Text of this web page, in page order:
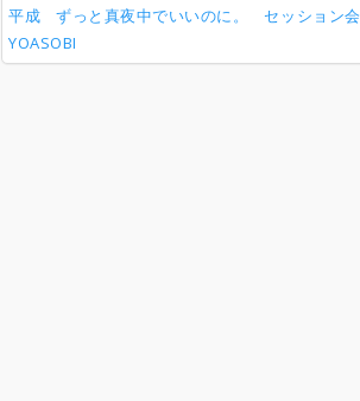
平成
ずっと真夜中でいいのに。 セッション会
YOASOBI